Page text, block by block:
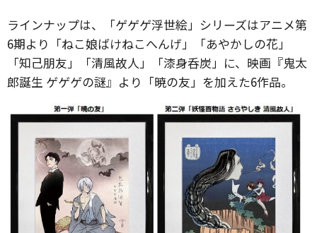
ラインナップは、「ゲゲゲ浮世絵」シリーズはアニメ第
6期より「ねこ娘ばけねこへんげ」「あやかしの花」
「知己朋友」「清風故人」「漆身呑炭」に、映画『鬼太
郎誕生 ゲゲゲの謎』より「暁の友」を加えた6作品。